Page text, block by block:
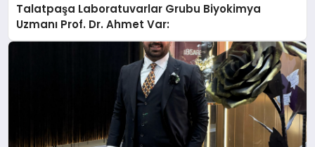
Talatpaşa Laboratuvarlar Grubu Biyokimya
Uzmanı Prof. Dr. Ahmet Var: